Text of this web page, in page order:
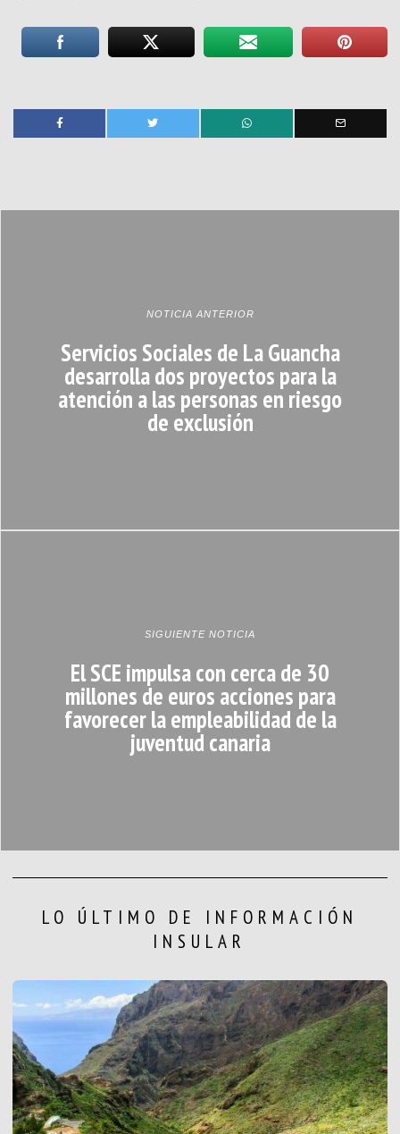
NOTICIA ANTERIOR
Servicios Sociales de La Guancha
desarrolla dos proyectos para la
atención a las personas en riesgo
de exclusión
SIGUIENTE NOTICIA
El SCE impulsa con cerca de 30
millones de euros acciones para
favorecer la empleabilidad de la
juventud canaria
LO ÚLTIMO DE INFORMACIÓN
INSULAR